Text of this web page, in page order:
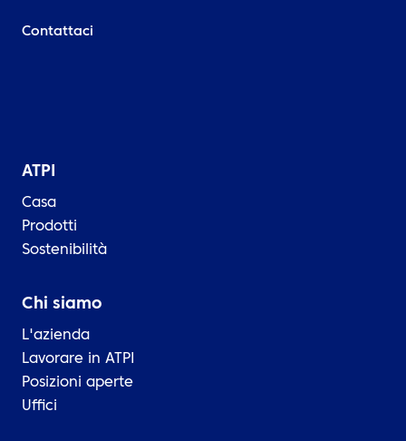
Contattaci
ATPI
Casa
Prodotti
Sostenibilità
Chi siamo
L'azienda
Lavorare in ATPI
Posizioni aperte
Uffici